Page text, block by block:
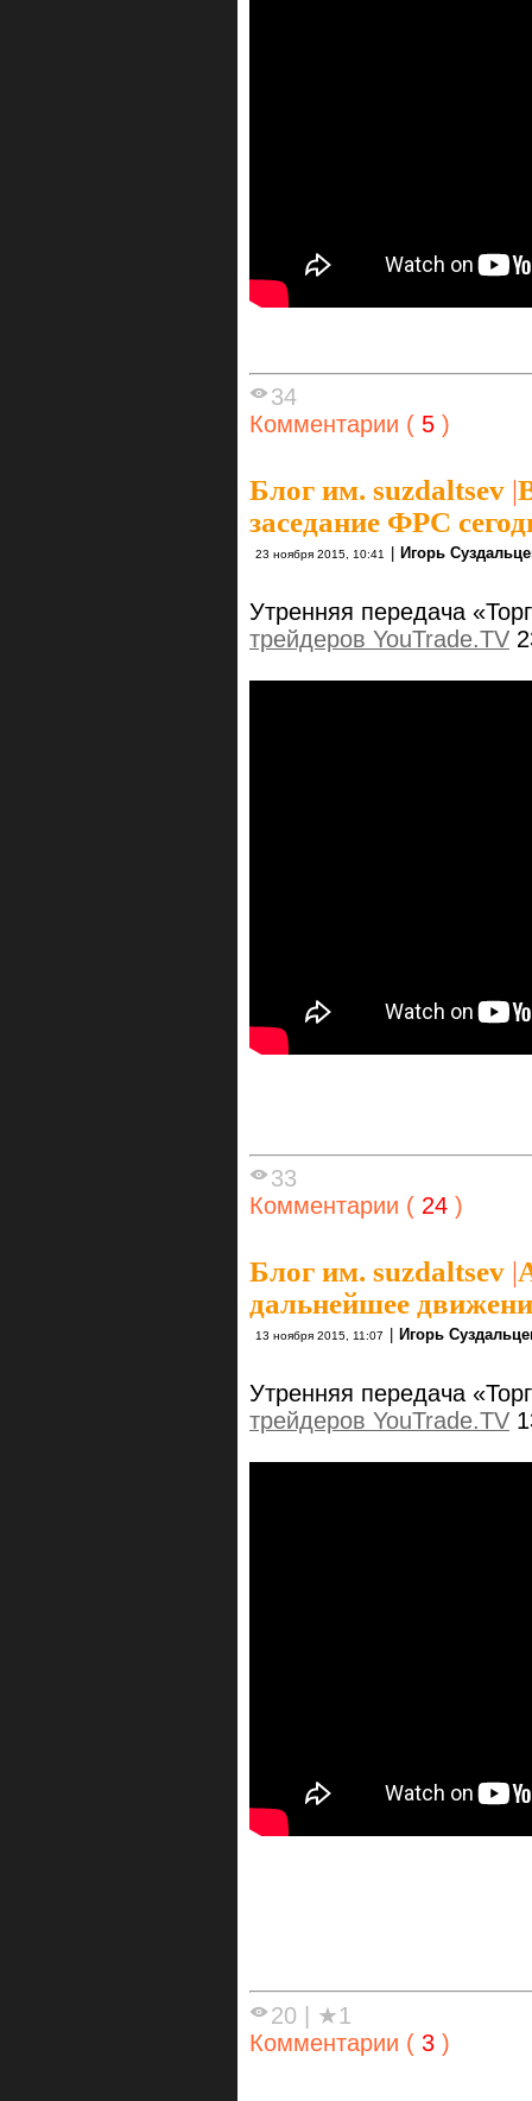
34
Комментарии ( 5 )
Блог им. suzdaltsev |
заседание ФРС
23 ноября 2015, 10:41 Игорь
Утренняя передача
трейдеров YouTrade.TV
33
Комментарии ( 24 )
Блог им. suzdaltsev |
дальнейшее
13 ноября 2015, 11:07 Игорь
Утренняя передача
трейдеров YouTrade.TV
20
★1
Комментарии ( 3 )